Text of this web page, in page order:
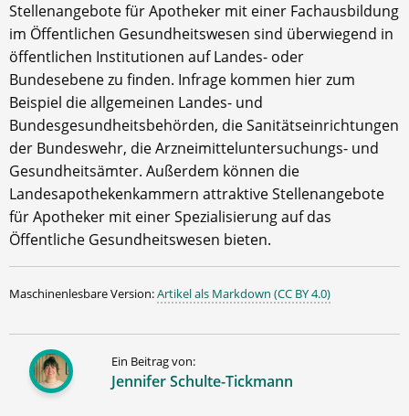
Stellenangebote für Apotheker mit einer Fachausbildung
im Öffentlichen Gesundheitswesen sind überwiegend in
öffentlichen Institutionen auf Landes- oder
Bundesebene zu finden. Infrage kommen hier zum
Beispiel die allgemeinen Landes- und
Bundesgesundheitsbehörden, die Sanitätseinrichtungen
der Bundeswehr, die Arzneimitteluntersuchungs- und
Gesundheitsämter. Außerdem können die
Landesapothekenkammern attraktive Stellenangebote
für Apotheker mit einer Spezialisierung auf das
Öffentliche Gesundheitswesen bieten.
Maschinenlesbare Version:Artikel als Markdown (CC BY 4.0)
Ein Beitrag von:
Jennifer Schulte-Tickmann